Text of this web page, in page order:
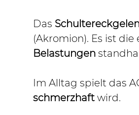
Das
(Akromion). Es ist
Belastungen
Im Alltag spielt das
schmerzhaft wird.